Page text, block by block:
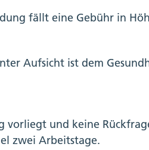
fällt eine Gebühr in
Aufsicht ist dem
vorliegt und keine
zwei Arbeitstage.